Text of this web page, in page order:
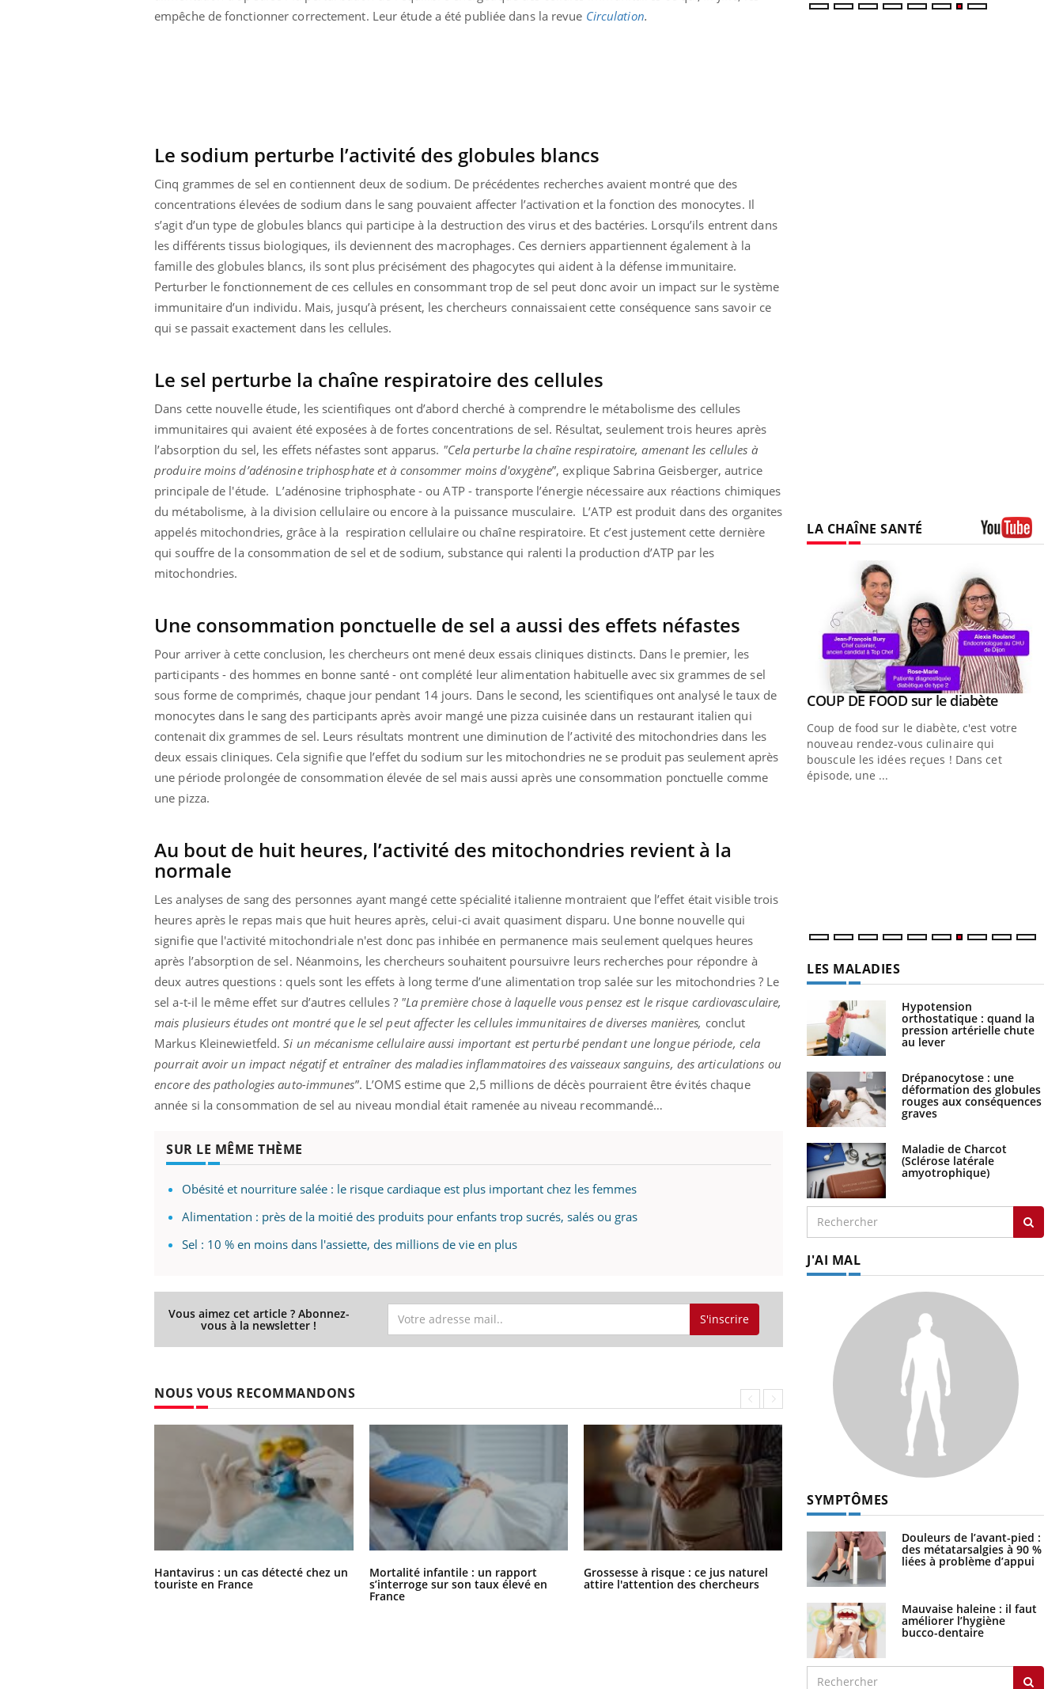
empêche de fonctionner correctement. Leur étude a été publiée dans la revue Circulation.
Le sodium perturbe l’activité des globules blancs
Cinq grammes de sel en contiennent deux de sodium. De précédentes recherches avaient montré que des
concentrations élevées de sodium dans le sang pouvaient affecter l’activation et la fonction des monocytes. Il
s’agit d’un type de globules blancs qui participe à la destruction des virus et des bactéries. Lorsqu’ils entrent dans
les différents tissus biologiques, ils deviennent des macrophages. Ces derniers appartiennent également à la
famille des globules blancs, ils sont plus précisément des phagocytes qui aident à la défense immunitaire.
Perturber le fonctionnement de ces cellules en consommant trop de sel peut donc avoir un impact sur le système
immunitaire d’un individu. Mais, jusqu’à présent, les chercheurs connaissaient cette conséquence sans savoir ce
qui se passait exactement dans les cellules.
Le sel perturbe la chaîne respiratoire des cellules
Dans cette nouvelle étude, les scientifiques ont d’abord cherché à comprendre le métabolisme des cellules
immunitaires qui avaient été exposées à de fortes concentrations de sel. Résultat, seulement trois heures après
l’absorption du sel, les effets néfastes sont apparus. "Cela perturbe la chaîne respiratoire, amenant les cellules à
produire moins d’adénosine triphosphate et à consommer moins d'oxygène”, explique Sabrina Geisberger, autrice
principale de l'étude. L’adénosine triphosphate - ou ATP - transporte l’énergie nécessaire aux réactions chimiques
du métabolisme, à la division cellulaire ou encore à la puissance musculaire. L’ATP est produit dans des organites
appelés mitochondries, grâce à la respiration cellulaire ou chaîne respiratoire. Et c’est justement cette dernière
qui souffre de la consommation de sel et de sodium, substance qui ralenti la production d’ATP par les
mitochondries.
Une consommation ponctuelle de sel a aussi des effets néfastes
Pour arriver à cette conclusion, les chercheurs ont mené deux essais cliniques distincts. Dans le premier, les
participants - des hommes en bonne santé - ont complété leur alimentation habituelle avec six grammes de sel
sous forme de comprimés, chaque jour pendant 14 jours. Dans le second, les scientifiques ont analysé le taux de
monocytes dans le sang des participants après avoir mangé une pizza cuisinée dans un restaurant italien qui
contenait dix grammes de sel. Leurs résultats montrent une diminution de l’activité des mitochondries dans les
deux essais cliniques. Cela signifie que l’effet du sodium sur les mitochondries ne se produit pas seulement après
une période prolongée de consommation élevée de sel mais aussi après une consommation ponctuelle comme
une pizza.
Au bout de huit heures, l’activité des mitochondries revient à la
normale
Les analyses de sang des personnes ayant mangé cette spécialité italienne montraient que l’effet était visible trois
heures après le repas mais que huit heures après, celui-ci avait quasiment disparu. Une bonne nouvelle qui
signifie que l'activité mitochondriale n'est donc pas inhibée en permanence mais seulement quelques heures
après l’absorption de sel. Néanmoins, les chercheurs souhaitent poursuivre leurs recherches pour répondre à
deux autres questions : quels sont les effets à long terme d’une alimentation trop salée sur les mitochondries ? Le
sel a-t-il le même effet sur d’autres cellules ? "La première chose à laquelle vous pensez est le risque cardiovasculaire,
mais plusieurs études ont montré que le sel peut affecter les cellules immunitaires de diverses manières, conclut
Markus Kleinewietfeld.Si un mécanisme cellulaire aussi important est perturbé pendant une longue période, cela
pourrait avoir un impact négatif et entraîner des maladies inflammatoires des vaisseaux sanguins, des articulations ou
encore des pathologies auto-immunes”. L’OMS estime que 2,5 millions de décès pourraient être évités chaque
année si la consommation de sel au niveau mondial était ramenée au niveau recommandé…
SUR LE MÊME THÈME
Obésité et nourriture salée : le risque cardiaque est plus important chez les femmes
Alimentation : près de la moitié des produits pour enfants trop sucrés, salés ou gras
Sel : 10 % en moins dans l'assiette, des millions de vie en plus
Vous aimez cet article ? Abonnez-
vous à la newsletter ! S'inscrire
NOUS VOUS RECOMMANDONS
Hantavirus : un cas détecté chez un
touriste en France
Mortalité infantile : un rapport
s’interroge sur son taux élevé en
France
Grossesse à risque : ce jus naturel
attire l'attention des chercheurs
Comment oublier les écrans en
vacances ?
LA CHAÎNE SANTÉ
Diabète & Ramadan 2026Youtube
Le Ramadan approche, et, pour de
nombreuses personnes atteintes de
diabète, c'est une période de questions, de
défis, mais ...
Youtube
Un « jumeau numérique » pour
faciliter l’accès à la médecine
préventiveYoutube
Un établissement lié à un groupe
mutualiste innove en matière de bilan de
Youtube
COUP DE FOOD sur le diabèteYoutube
Coup de food sur le diabète, c'est votre
nouveau rendez-vous culinaire qui
bouscule les idées reçues ! Dans cet
épisode, une ...
LES MALADIES
Hypotension
orthostatique : quand la
pression artérielle chute
au lever
Drépanocytose : une
déformation des globules
rouges aux conséquences
graves
Maladie de Charcot
(Sclérose latérale
amyotrophique)
J'AI MAL
SYMPTÔMES
Douleurs de l’avant-pied :
des métatarsalgies à 90 %
liées à problème d’appui
Mauvaise haleine : il faut
améliorer l’hygiène
bucco-dentaire